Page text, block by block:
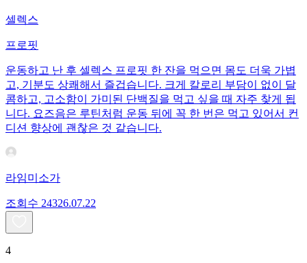
셀렉스
프로핏
운동하고 난 후 셀렉스 프로핏 한 잔을 먹으면 몸도 더욱 가볍
고, 기분도 상쾌해서 즐겁습니다. 크게 칼로리 부담이 없이 달
콤하고, 고소함이 가미된 단백질을 먹고 싶을 때 자주 찾게 됩
니다. 요즈음은 루틴처럼 운동 뒤에 꼭 한 번은 먹고 있어서 컨
디션 향상에 괜찮은 것 같습니다.
라임미소가
조회수 24326.07.22
4